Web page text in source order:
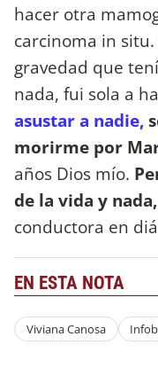
hacer otra
carcinoma in
gravedad que
nada, fui sola a
asustar a nadie,
morirme por
años Dios mío.
de la vida y
conductora en
EN ESTA NOTA
Viviana Canosa